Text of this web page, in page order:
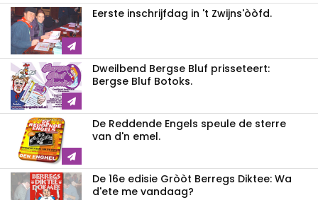
Eerste inschrijfdag in 't Zwijns'òòfd.
Dweilbend Bergse Bluf prisseteert:
Bergse Bluf Botoks.
De Reddende Engels speule de sterre
van d'n emel.
De 16e edisie Gròòt Berregs Diktee: Wa
d'ete me vandaag?